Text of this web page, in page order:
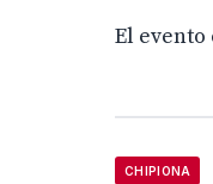
El evento
CHIPIONA